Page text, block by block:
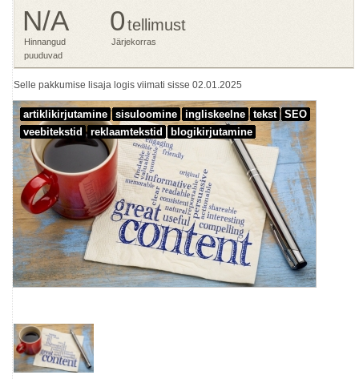
N/A
Hinnangud
puuduvad
0tellimust
Järjekorras
Selle pakkumise lisaja logis viimati sisse 02.01.2025
artiklikirjutamine sisuloomine ingliskeelne tekst
SEO
veebitekstid
reklaamtekstid blogikirjutamine